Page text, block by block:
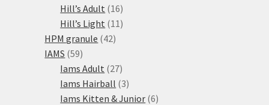
Hill’s Adult 1616
produktů
Hill’s Light 11 11
HPM granule 4242
IAMS 5959
produktů
Iams Adult 2727
produktů
Iams Hairball 33
produkty
Iams Kitten & Junior 66